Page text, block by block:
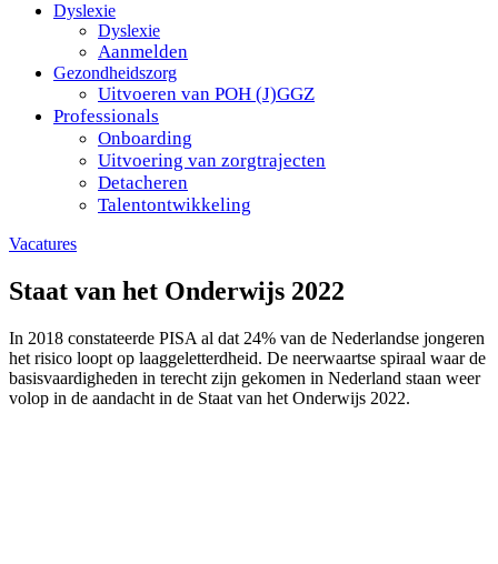
Dyslexie
Dyslexie
Aanmelden
Gezondheidszorg
Uitvoeren van POH (J)GGZ
Professionals
Onboarding
Uitvoering van zorgtrajecten
Detacheren
Talentontwikkeling
Vacatures
Staat van het Onderwijs 2022
In 2018 constateerde PISA al dat 24% van de Nederlandse jongeren
het risico loopt op laaggeletterdheid. De neerwaartse spiraal waar de
basisvaardigheden in terecht zijn gekomen in Nederland staan weer
volop in de aandacht in de Staat van het Onderwijs 2022.